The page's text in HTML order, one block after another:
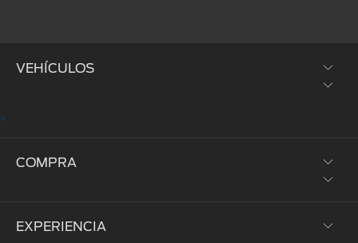
VEHÍCULOS
"
COMPRA
Prueba de Manejo
EXPERIENCIA